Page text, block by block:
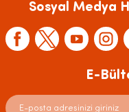
Sosyal Medya
E-